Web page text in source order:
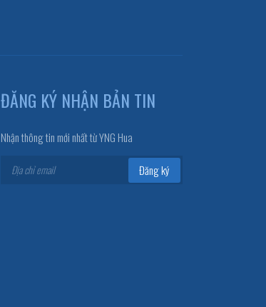
ĐĂNG KÝ NHẬN BẢN TIN
Nhận thông tin mới nhất từ YNG Hua
Đăng ký